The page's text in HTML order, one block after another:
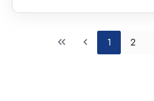
Seite
1 Seite
2